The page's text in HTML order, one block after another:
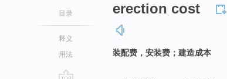
目录
释义
用法
erection cost
装配费，安装费；建造成本